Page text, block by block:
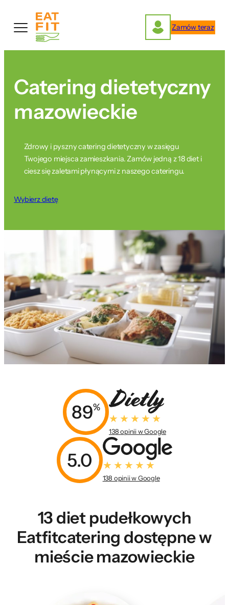
treści
Zamów teraz
Catering dietetyczny
mazowieckie
Zdrowy i pyszny catering dietetyczny w zasięgu
Twojego miejsca zamieszkania. Zamów jedną z 18 diet i
ciesz się zaletami płynącymi z naszego cateringu.
Wybierz dietę
89%
138 opinii w Google
5.0
138 opinii w Google
13 diet pudełkowych
Eatfitcatering dostępne w
mieście mazowieckie